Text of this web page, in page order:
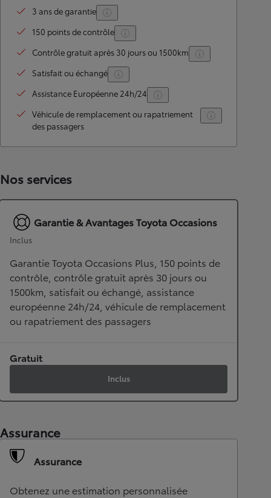
3 ans de garantie
150 points de contrôle
Contrôle gratuit après 30 jours ou 1500km
Satisfait ou échangé
Assistance Européenne 24h/24
Véhicule de remplacement ou rapatriement
des passagers
Nos services
Garantie & Avantages Toyota Occasions
Inclus
Garantie Toyota Occasions Plus, 150 points de
contrôle, contrôle gratuit après 30 jours ou
1500km, satisfait ou échangé, assistance
européenne 24h/24, véhicule de remplacement
ou rapatriement des passagers
Gratuit
Inclus
Assurance
Assurance
Obtenez une estimation personnalisée